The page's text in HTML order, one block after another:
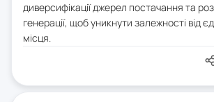
диверсифікації джерел постачання та
генерації, щоб уникнути залежності від
місця.